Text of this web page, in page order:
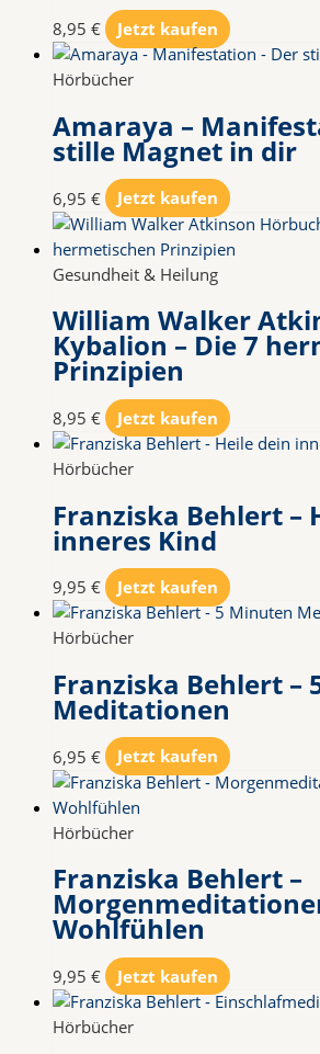
8,95 € Jetzt kaufen
Hörbücher
Amaraya –
stille Magnet in dir
6,95 € Jetzt kaufen
Gesundheit & Heilung
William Walker
Kybalion – Die 7
Prinzipien
8,95 € Jetzt kaufen
Hörbücher
Franziska Behlert –
inneres Kind
9,95 € Jetzt kaufen
Hörbücher
Franziska Behlert –
Meditationen
6,95 € Jetzt kaufen
Hörbücher
Franziska Behlert –
Wohlfühlen
9,95 € Jetzt kaufen
Hörbücher